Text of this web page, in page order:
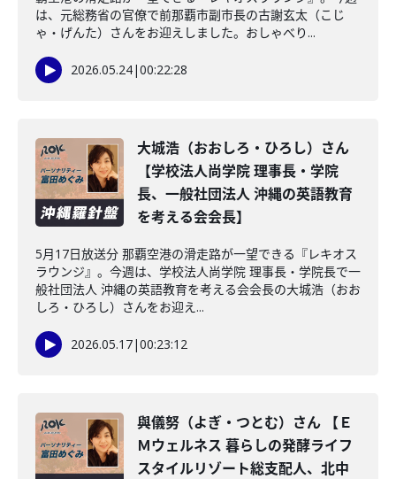
は、元総務省の官僚で前那覇市副市長の古謝玄太（こじ
ゃ・げんた）さんをお迎えしました。おしゃべり...
2026.05.24|00:22:28
大城浩（おおしろ・ひろし）さん
【学校法人尚学院 理事長・学院
長、一般社団法人 沖縄の英語教育
を考える会会長】
5月17日放送分 那覇空港の滑走路が一望できる『レキオス
ラウンジ』。今週は、学校法人尚学院 理事長・学院長で一
般社団法人 沖縄の英語教育を考える会会長の大城浩（おお
しろ・ひろし）さんをお迎え...
2026.05.17|00:23:12
與儀努（よぎ・つとむ）さん 【Ｅ
Ｍウェルネス 暮らしの発酵ライフ
スタイルリゾート総支配人、北中